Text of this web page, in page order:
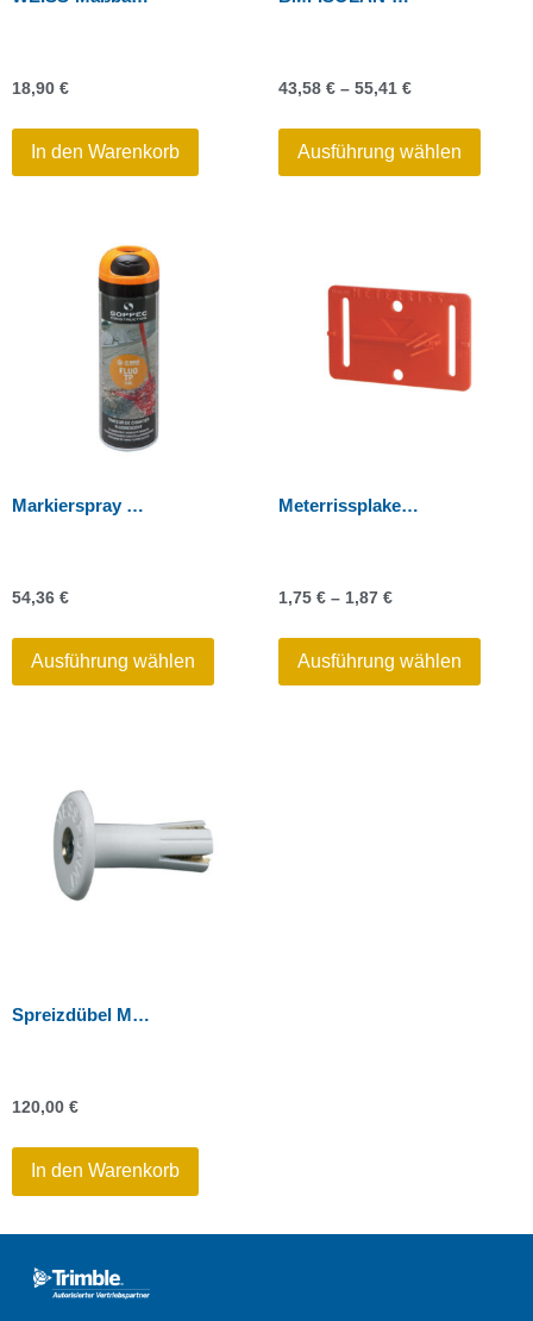
18,90 €
In den Warenkorb
43,58 € – 55,41 €
Ausführung wählen
Markierspray Soppec
54,36 €
Ausführung wählen
Meterrissplakette mit „Pinsel“
1,75 € – 1,87 €
Ausführung wählen
Spreizdübel M8, mit Kunststoffhülse
120,00 €
In den Warenkorb